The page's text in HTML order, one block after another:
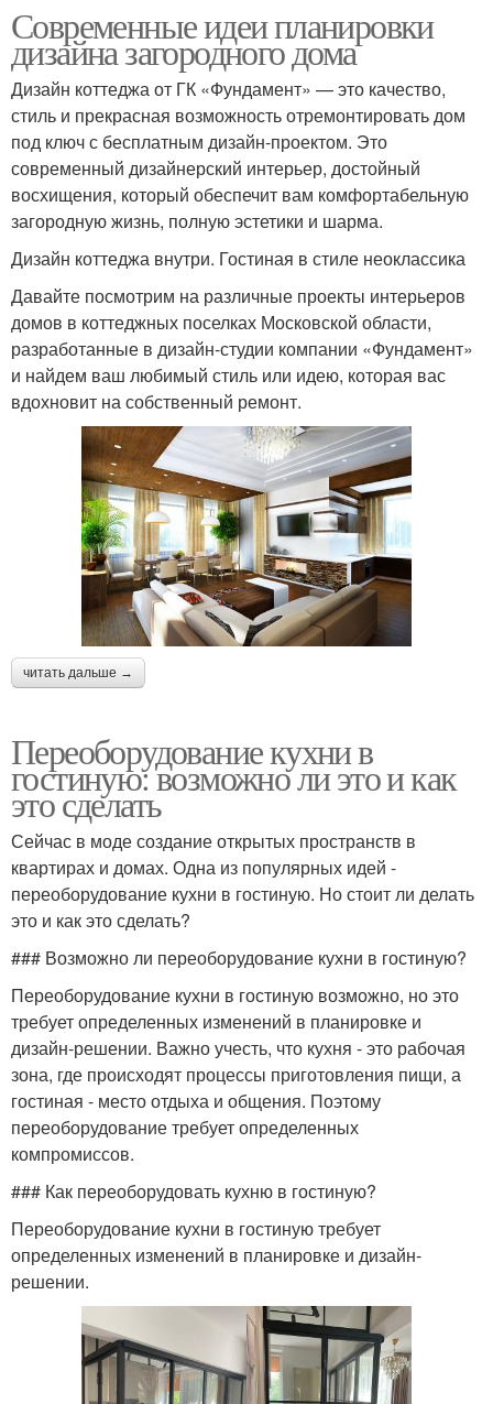
Современные идеи планировки
дизайна загородного дома
Дизайн коттеджа от ГК «Фундамент» — это качество,
стиль и прекрасная возможность отремонтировать дом
под ключ с бесплатным дизайн-проектом. Это
современный дизайнерский интерьер, достойный
восхищения, который обеспечит вам комфортабельную
загородную жизнь, полную эстетики и шарма.
Дизайн коттеджа внутри. Гостиная в стиле неоклассика
Давайте посмотрим на различные проекты интерьеров
домов в коттеджных поселках Московской области,
разработанные в дизайн-студии компании «Фундамент»
и найдем ваш любимый стиль или идею, которая вас
вдохновит на собственный ремонт.
читать дальше →
Переоборудование кухни в
гостиную: возможно ли это и как
это сделать
Сейчас в моде создание открытых пространств в
квартирах и домах. Одна из популярных идей -
переоборудование кухни в гостиную. Но стоит ли делать
это и как это сделать?
### Возможно ли переоборудование кухни в гостиную?
Переоборудование кухни в гостиную возможно, но это
требует определенных изменений в планировке и
дизайн-решении. Важно учесть, что кухня - это рабочая
зона, где происходят процессы приготовления пищи, а
гостиная - место отдыха и общения. Поэтому
переоборудование требует определенных
компромиссов.
### Как переоборудовать кухню в гостиную?
Переоборудование кухни в гостиную требует
определенных изменений в планировке и дизайн-
решении.